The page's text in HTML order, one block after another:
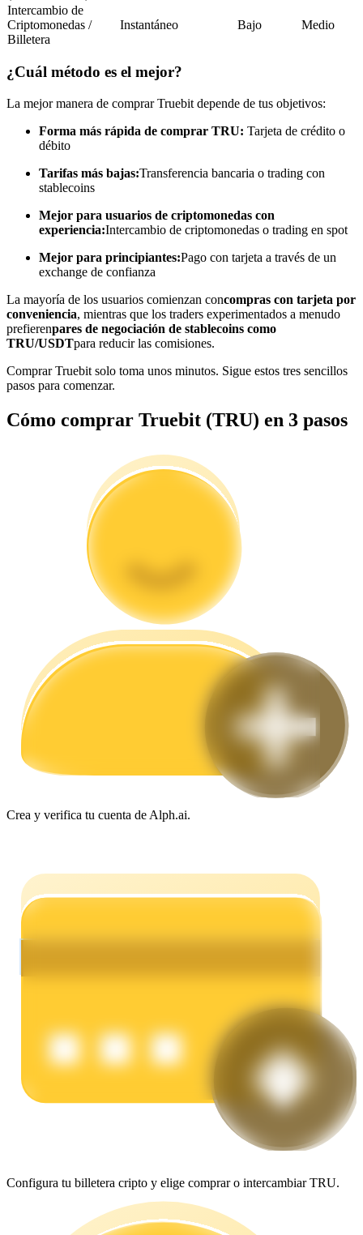
Únete a los mejores traders
Conviértete en un Trader de Copia
Información
Análisis de big data que incluye información comercial, etc.
Guía de inicio de futuros
Aprenda cómo mantenerse rentable
Earn
Gana recompensas competitivas diariamente
Intercambio de
Criptomonedas /
Billetera
Instantáneo Bajo Medio
¿Cuál método es el mejor?
La mejor manera de comprar Truebit depende de tus objetivos:
Forma más rápida de comprar TRU: Tarjeta de crédito o
débito
Tarifas más bajas:Transferencia bancaria o trading con
stablecoins
Mejor para usuarios de criptomonedas con
experiencia:Intercambio de criptomonedas o trading en spot
Mejor para principiantes:Pago con tarjeta a través de un
exchange de confianza
La mayoría de los usuarios comienzan concompras con tarjeta por
conveniencia, mientras que los traders experimentados a menudo
prefierenpares de negociación de stablecoins como
TRU/USDTpara reducir las comisiones.
Comprar Truebit solo toma unos minutos. Sigue estos tres sencillos
pasos para comenzar.
Cómo comprar Truebit (TRU) en 3 pasos
Crea y verifica tu cuenta de Alph.ai.
Configura tu billetera cripto y elige comprar o intercambiar TRU.